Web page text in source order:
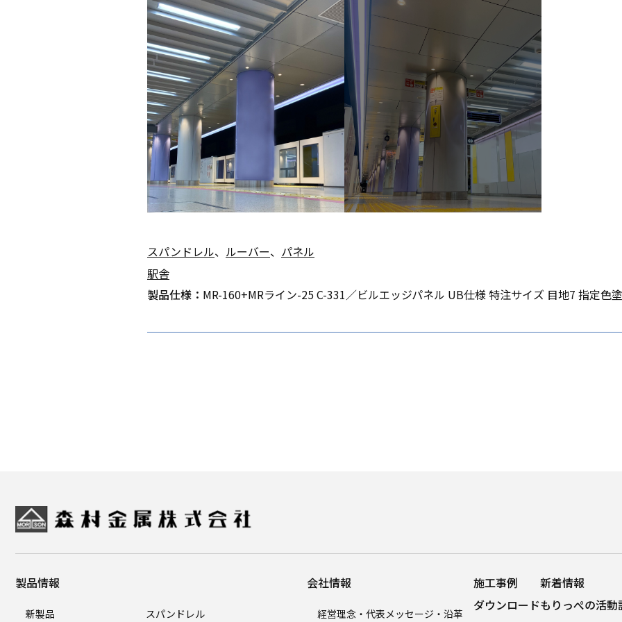
スパンドレル、 ルーバー、 パネル
駅舎
製品仕様： MR-160+MRライン-25 C-331／ビルエッジパネル UB仕様 特注サイズ 目地7 指定色
製品情報
新製品 スパンドレル
会社情報
経営理念・代表メッセージ・沿革
施工事例
ダウンロード
新着情報
もりっぺの活動